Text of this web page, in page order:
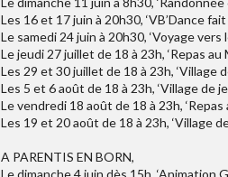
Les 16 et 17 juin à 20h30, ‘VB’Dance
Le samedi 24 juin à 20h30, ‘Voyage
Le jeudi 27 juillet de 18 à 23h, ‘Repas
Les 29 et 30 juillet de 18 à 23h, ‘Village
Les 5 et 6 août de 18 à 23h, ‘Village de
Le vendredi 18 août de 18 à 23h,
Les 19 et 20 août de 18 à 23h, ‘Village
A PARENTIS EN BORN,
Le dimanche 4 juin dès 15h, ‘Animation